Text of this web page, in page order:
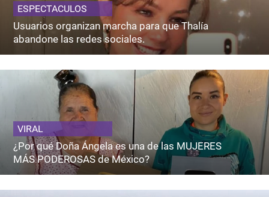
ESPECTACULOS
Usuarios organizan marcha para que Thalía
abandone las redes sociales.
VIRAL
¿Por qué Doña Ángela es una de las MUJERES
MÁS PODEROSAS de México?